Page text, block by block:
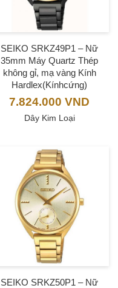
SEIKO SRKZ49P1 – Nữ
35mm Máy Quartz Thép
không gỉ, mạ vàng Kính
Hardlex(Kínhcứng)
7.824.000VND
Dây Kim Loại
SEIKO SRKZ50P1 – Nữ